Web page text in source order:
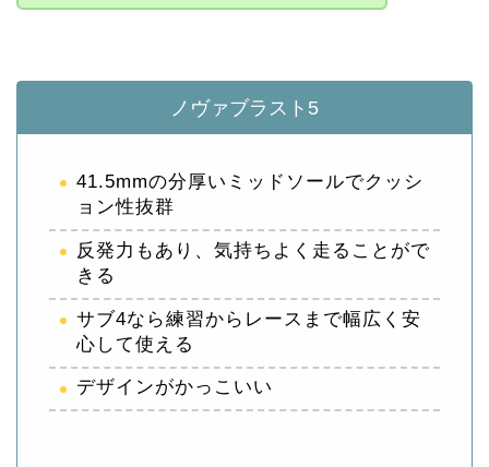
ノヴァブラスト5
41.5mmの分厚いミッドソールでクッシ
ョン性抜群
反発力もあり、気持ちよく走ることがで
きる
サブ4なら練習からレースまで幅広く安
心して使える
デザインがかっこいい